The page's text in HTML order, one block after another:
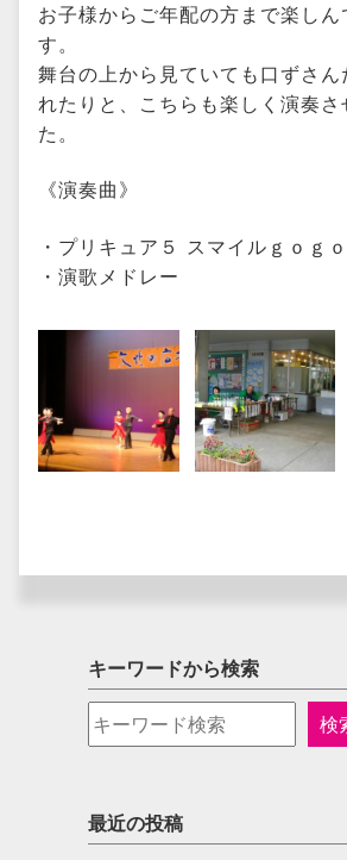
お子様からご年配の方まで楽し
す。
舞台の上から見ていても口ずさん
れたりと、こちらも楽しく演奏さ
た。
《演奏曲》
・プリキュア５ スマイルｇｏｇｏ
・演歌メドレー
キーワードから検索
最近の投稿